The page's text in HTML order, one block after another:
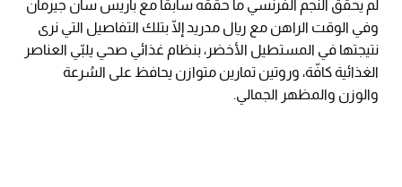
لم يحقّق النجم الفرنسي ما حقّقه سابقًا مع باريس سان جيرمان
وفي الوقت الراهن مع ريال مدريد إلّا بتلك التفاصيل التي نرى
نتيجتها في المستطيل الأخضر، بنظام غذائي صحي يلبّي العناصر
الغذائية كافّة، وروتين تمارين متوازن يحافظ على السُرعة
والوزن والمظهر الجمالي.